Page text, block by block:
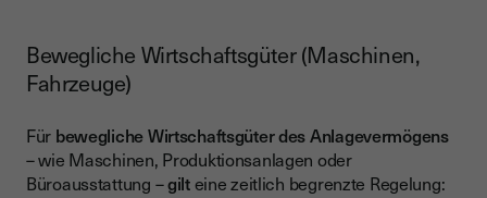
Bewegliche Wirtschaftsgüter (Maschinen,
Fahrzeuge)
Für bewegliche Wirtschaftsgüter des Anlagevermögens
– wie Maschinen, Produktionsanlagen oder
Büroausstattung –gilteine zeitlich begrenzte Regelung: